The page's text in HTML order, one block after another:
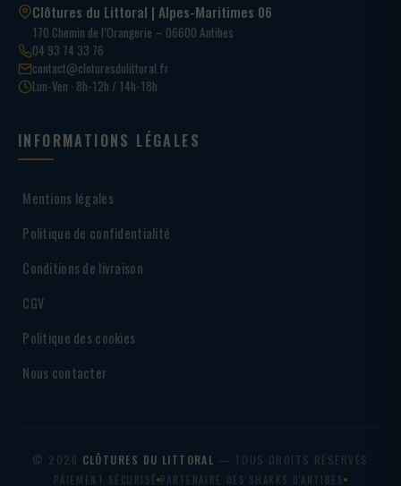
Clôtures du Littoral | Alpes-Maritimes 06
170 Chemin de l’Orangerie – 06600 Antibes
04 93 74 33 76
contact@cloturesdulittoral.fr
Lun-Ven · 8h-12h / 14h-18h
INFORMATIONS LÉGALES
Mentions légales
Politique de confidentialité
Conditions de livraison
CGV
Politique des cookies
Nous contacter
© 2026 CLÔTURES DU LITTORAL — TOUS DROITS RÉSERVÉS
PAIEMENT SÉCURISÉ PARTENAIRE DES SHARKS D'ANTIBES